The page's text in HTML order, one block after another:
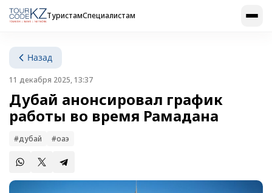
ТуристамСпециалистам
Назад
11 декабря 2025, 13:37
Дубай анонсировал график
работы во время Рамадана
#дубай #оаэ